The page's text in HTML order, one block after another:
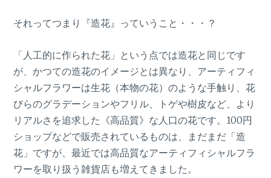
それってつまり『造花』っていうこと・・・？
「人工的に作られた花」という点では造花と同じです
が、かつての造花のイメージとは異なり、アーティフィ
シャルフラワーは生花（本物の花）のような手触り、花
びらのグラデーションやフリル、トゲや樹皮など、より
リアルさを追求した《高品質》な人口の花です。100円
ショップなどで販売されているものは、まだまだ「造
花」ですが、最近では高品質なアーティフィシャルフラ
ワーを取り扱う雑貨店も増えてきました。